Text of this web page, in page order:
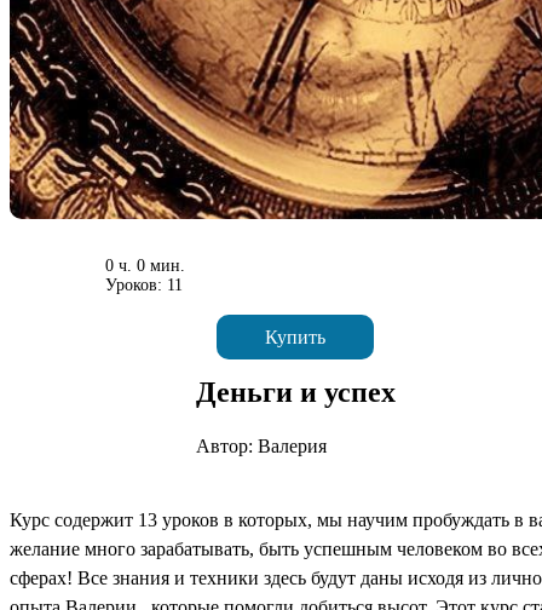
0 ч. 0 мин.
Уроков: 11
Купить
Деньги и успех
Автор: Валерия
Курс содержит 13 уроков в которых, мы научим пробуждать в
желание много зарабатывать, быть успешным человеком во
сферах! Все знания и техники здесь будут даны исходя из